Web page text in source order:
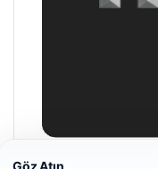
Göz Atın